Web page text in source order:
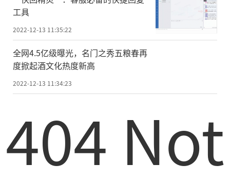
工具
2022-12-13 11:35:22
全网4.5亿级曝光，名门之秀五粮春再
度掀起酒文化热度新高
2022-12-13 11:34:23
404 Not